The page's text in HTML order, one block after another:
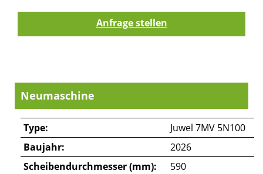
Neumaschine
Type:
Juwel 7MV 5N100
Baujahr:
2026
Scheibendurchmesser (mm):
590